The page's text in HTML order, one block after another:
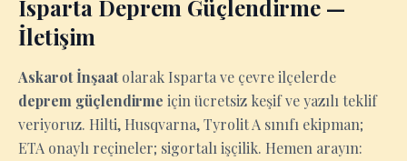
Isparta Deprem Güçlendirme —
İletişim
Askarot İnşaatolarak Isparta ve çevre ilçelerde
deprem güçlendirme için ücretsiz keşif ve yazılı teklif
veriyoruz. Hilti, Husqvarna, Tyrolit A sınıfı ekipman;
ETA onaylı reçineler; sigortalı işçilik. Hemen arayın: